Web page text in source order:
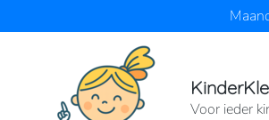
Voor ieder